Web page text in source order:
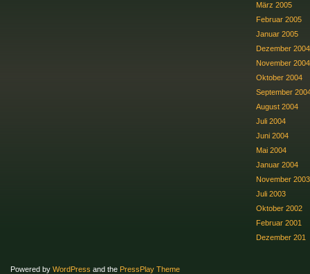
März 2005
Februar 2005
Januar 2005
Dezember 2004
November 2004
Oktober 2004
September
August 2004
Juli 2004
Juni 2004
Mai 2004
Januar 2004
November 2003
Juli 2003
Oktober 2002
Februar 2001
Dezember 201
Powered by WordPress and the PressPlay Theme